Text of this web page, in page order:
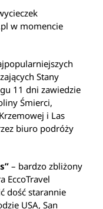
w momencie
Stany
11 dni zawiedzie
Śmierci,
i Las
biuro podróży
– bardzo zbliżony
EccoTravel
dość starannie
USA, San